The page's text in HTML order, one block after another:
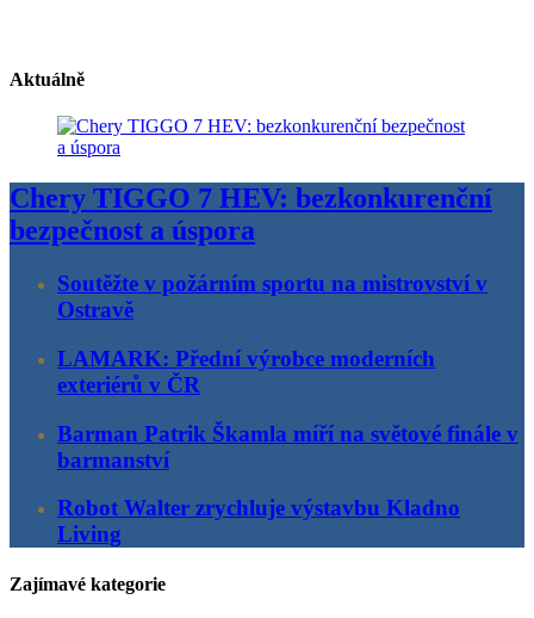
Aktuálně
Chery TIGGO 7 HEV: bezkonkurenční
bezpečnost a úspora
Soutěžte v požárním sportu na mistrovství v
Ostravě
LAMARK: Přední výrobce moderních
exteriérů v ČR
Barman Patrik Škamla míří na světové finále v
barmanství
Robot Walter zrychluje výstavbu Kladno
Living
Zajímavé kategorie